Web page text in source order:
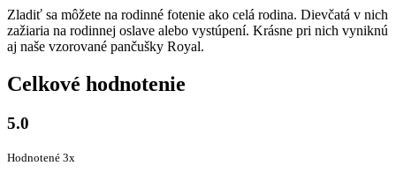
Zladiť sa môžete na rodinné fotenie ako celá rodina. Dievčatá v nich
zažiaria na rodinnej oslave alebo vystúpení. Krásne pri nich vyniknú
aj naše vzorované pančušky Royal.
Celkové hodnotenie
5.0
Hodnotené 3x